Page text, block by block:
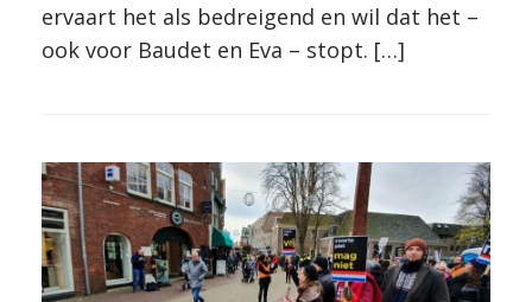
ervaart het als bedreigend en wil dat het –
ook voor Baudet en Eva – stopt. […]